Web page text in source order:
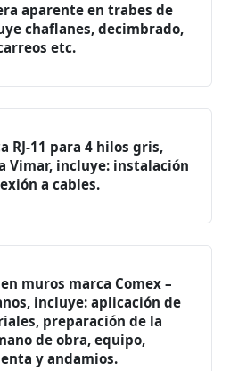
aparente en trabes de
chaflanes, decimbrado,
etc.
RJ-11 para 4 hilos gris,
Vimar, incluye: instalación
a cables.
muros marca Comex –
incluye: aplicación de
preparación de la
de obra, equipo,
y andamios.